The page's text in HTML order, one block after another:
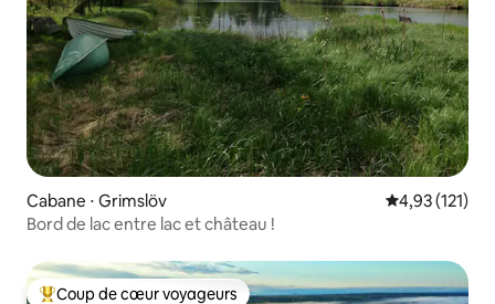
Cabane ⋅ Grimslöv Évaluation
4,93 (121)
Bord de lac entre lac et château !
Coup de cœur voyageurs